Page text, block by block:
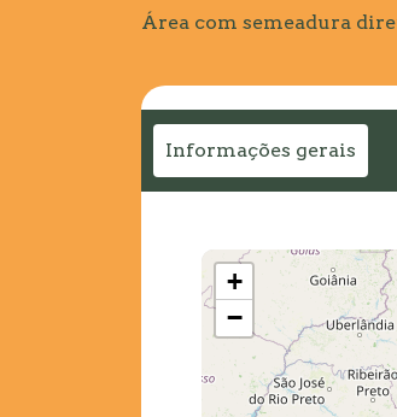
Área com semeadura
Informações gerais
+
−